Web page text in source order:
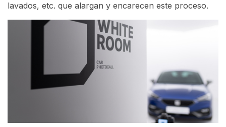
lavados, etc. que alargan y encarecen este proceso.